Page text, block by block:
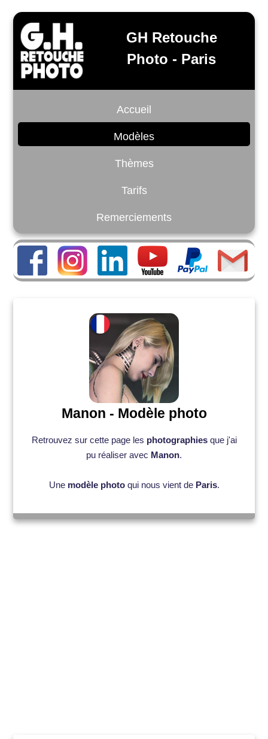
GH Retouche
Photo - Paris
Accueil
Modèles
Thèmes
Tarifs
Remerciements
Manon - Modèle photo
Retrouvez sur cette page les photographiesque j'ai
pu réaliser avec Manon.
Une modèle photoqui nous vient de Paris.